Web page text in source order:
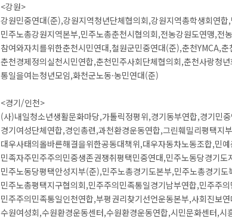
<강원>
강원민중연대(준),강원지역청년단체협의회,강원지역총학생회연
민주노총강원지역본부,민주노총춘천시협의회,전농강원도연맹,전
참여와자치를위한춘천시민연대,철원군민중연대(준),춘천YMCA,
춘천경제정의실천시민연합,춘천민주사회단체협의회,춘천사랑청
통일을여는청년모임,화천군노동·농민연대(준)
<경기/인천>
(사)내일청소년생활문화마당,가톨릭정평위,경기동부연합,경기민
경기여성단체연합,경인총련,과천환경운동연합,그린훼밀리평택지
대우사태의올바른해결을위한공동대책위,대우자동차노동조합,민
민족자주민주주의민중생존권쟁취평택민중연대,민주노동당경기
민주노동당평택안성지부(준),민주노총경기도본부,민주노총경기
민주노총평택지구협의회,민주주의민족통일경기남부연합,민주주
민주주의민족통일인천연합,부평권리찾기선언운동본부,사회진보
수원여성회,수원환경운동센터,수원환경운동연합,시민문화센터,